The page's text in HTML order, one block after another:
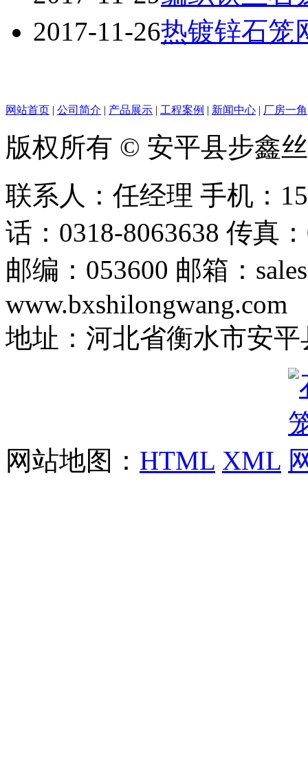
2017-11-26热镀锌石笼
网站首页 | 公司简介 | 产品展示 | 工程案例 | 新闻中心 | 厂房一角
版权所有 © 安平县步鑫
联系人：任经理 手机：
话：0318-8063638 传真
邮编：053600 邮箱：
www.bxshilongwang.com
地址：河北省衡水市安
网站地图： HTML XML